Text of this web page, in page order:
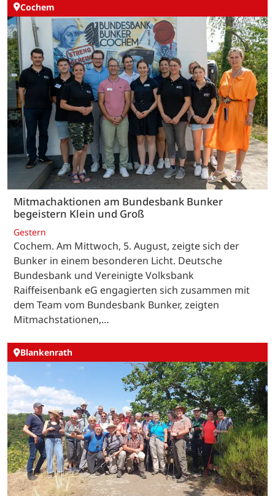
Cochem
Mitmachaktionen am Bundesbank Bunker
begeistern Klein und Groß
Gestern
Cochem. Am Mittwoch, 5. August, zeigte sich der
Bunker in einem besonderen Licht. Deutsche
Bundesbank und Vereinigte Volksbank
Raiffeisenbank eG engagierten sich zusammen mit
dem Team vom Bundesbank Bunker, zeigten
Mitmachstationen,…
Blankenrath